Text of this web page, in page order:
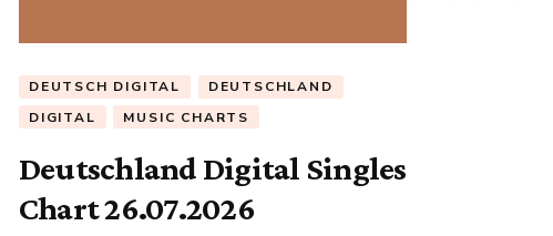
DEUTSCH DIGITAL
DEUTSCHLAND
DIGITAL
MUSIC CHARTS
Deutschland Digital Singles
Chart 26.07.2026